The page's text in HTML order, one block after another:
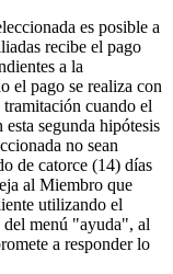
es posible a
recibe el pago
a la
el pago se realiza con
cuando el
segunda hipótesis
no sean
de catorce (14) días
al Miembro que
utilizando el
del menú "ayuda", al
a responder lo